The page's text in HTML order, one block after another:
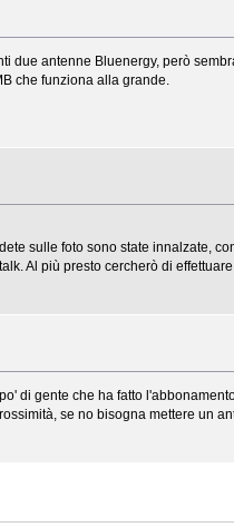
due antenne Bluenergy, però
che funziona alla grande.
sulle foto sono state innalzate,
Al più presto cercherò di effettuare
di gente che ha fatto
se no bisogna mettere un